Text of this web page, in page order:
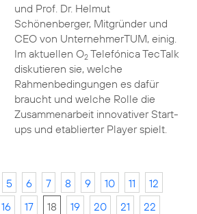
und Prof. Dr. Helmut
Schönenberger, Mitgründer und
CEO von UnternehmerTUM, einig.
Im aktuellen O2Telefónica TecTalk
diskutieren sie, welche
Rahmenbedingungen es dafür
braucht und welche Rolle die
Zusammenarbeit innovativer Start-
ups und etablierter Player spielt.
5 6 7 8 9 10 11
12
16 17 18 19 20 21
22